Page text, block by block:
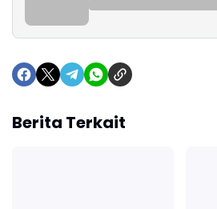
Berita Terkait